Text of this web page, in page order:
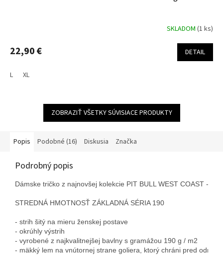
SKLADOM (1 ks)
22,90 € DETAIL
L XL
ZOBRAZIŤ VŠETKY SÚVISIACE PRODUKTY
Popis Podobné (16) Diskusia Značka
Podrobný popis
Dámske tričko z najnovšej kolekcie PIT BULL WEST COAST -
STREDNÁ HMOTNOSŤ ZÁKLADNÁ SÉRIA 190
- strih šitý na mieru ženskej postave
- okrúhly výstrih
- vyrobené z najkvalitnejšej bavlny s gramážou 190 g / m2
- mäkký lem na vnútornej strane goliera, ktorý chráni pred